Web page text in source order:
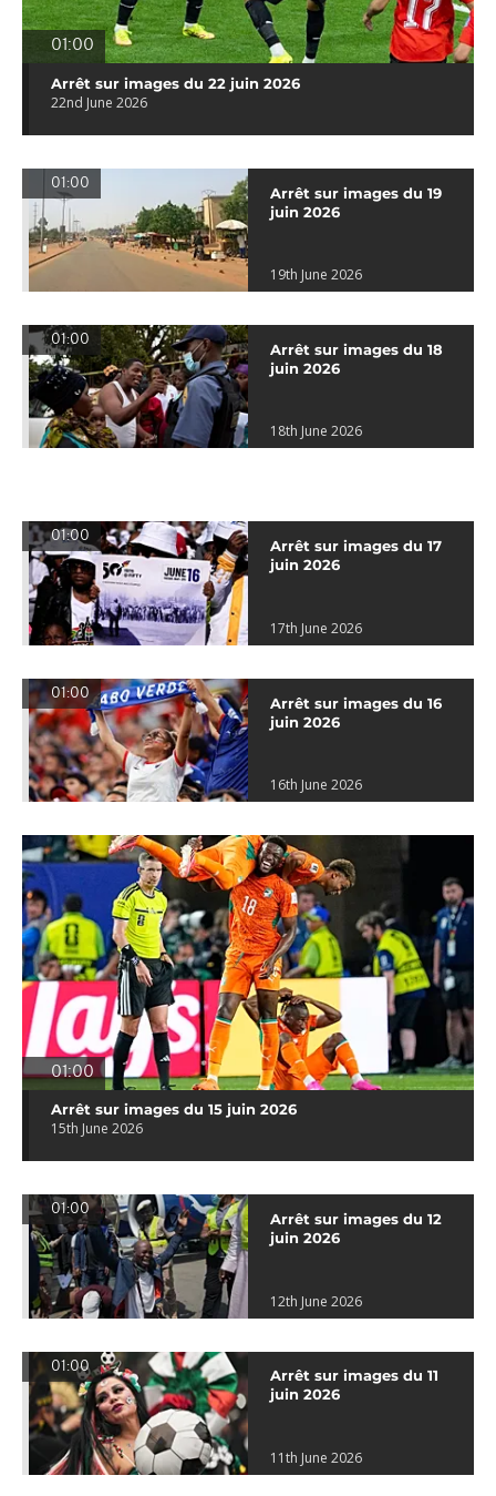
01:00
Arrêt sur images du 22 juin 2026
22nd June 2026
01:00
Arrêt sur images du 19
juin 2026
19th June 2026
01:00
Arrêt sur images du 18
juin 2026
18th June 2026
01:00
Arrêt sur images du 17
juin 2026
17th June 2026
01:00
Arrêt sur images du 16
juin 2026
16th June 2026
01:00
Arrêt sur images du 15 juin 2026
15th June 2026
01:00
Arrêt sur images du 12
juin 2026
12th June 2026
01:00
Arrêt sur images du 11
juin 2026
11th June 2026